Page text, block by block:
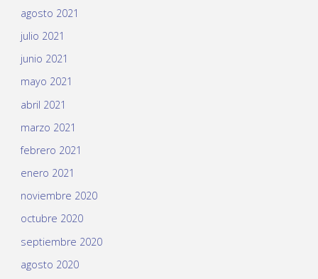
agosto 2021
julio 2021
junio 2021
mayo 2021
abril 2021
marzo 2021
febrero 2021
enero 2021
noviembre 2020
octubre 2020
septiembre 2020
agosto 2020